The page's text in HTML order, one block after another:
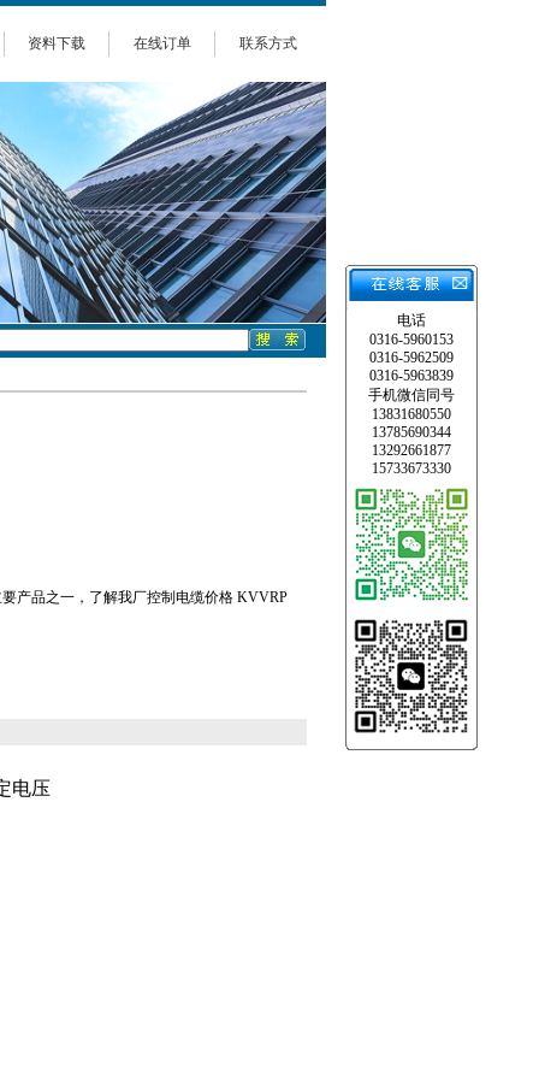
资料下载 在线订单 联系方式
产品之一，了解我厂控制电缆价格 KVVRP
电压
电话
0316-5960153
0316-5962509
0316-5963839
手机微信同号
13831680550
13785690344
13292661877
15733673330